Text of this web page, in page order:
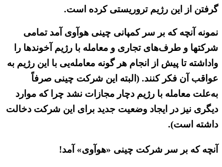
گرفتن از این رژیم تروریستی کرده است.
نمونه آنچه که بر سر کمپانی چینی هوآوی آمد تمامی
شرکتها و طرف‌های تجاری و معامله با رژیم آخوندها را
واداشته تا پیش از انجام هر گونه معامله‌یی با این رژیم به
عواقب آن فکر کنند. (البته این شرکت چینی صرفاً
به‌علت معامله با رژیم دچار مجازات نشد چرا که موارد
دیگری نیز در ایجاد وضعیت جدید برای این شرکت دخالت
داشته است).
آنچه که بر سر شرکت چینی «هوآوی» آمد!